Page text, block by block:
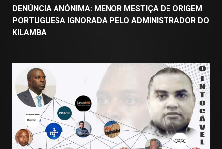
DENÚNCIA ANÓNIMA: MENOR MESTIÇA DE ORIGEM
PORTUGUESA IGNORADA PELO ADMINISTRADOR DO
KILAMBA